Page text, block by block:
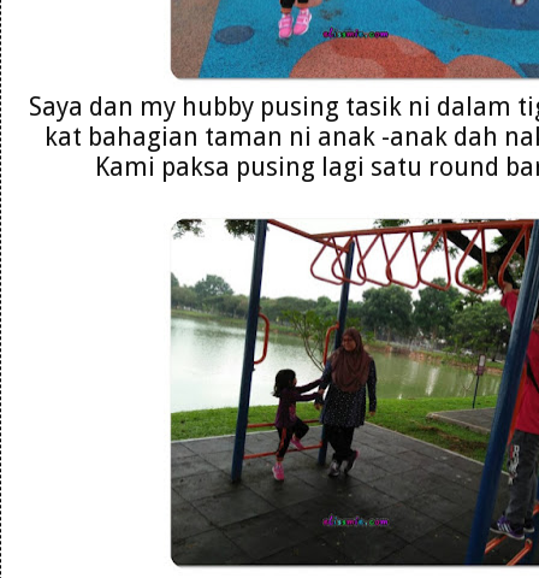
Saya dan my hubby pusing tasik ni dalam
kat bahagian taman ni anak -anak dah
Kami paksa pusing lagi satu round